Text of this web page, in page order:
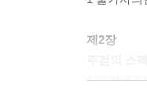
제2장
1 그것에